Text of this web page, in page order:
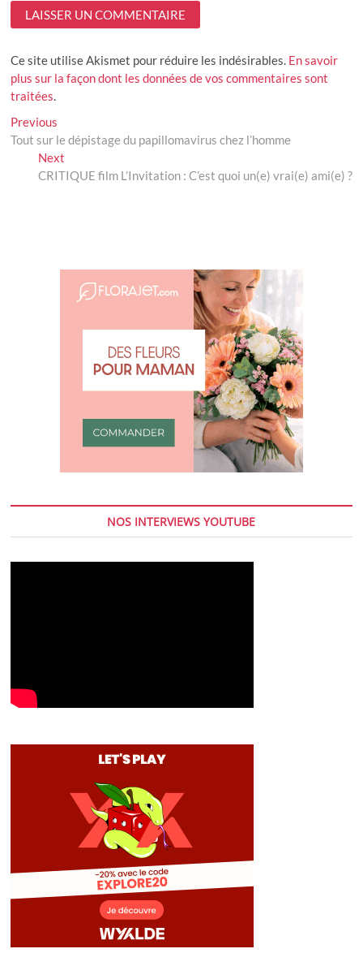
Ce site utilise Akismet pour réduire les indésirables. En savoir
plus sur la façon dont les données de vos commentaires sont
traitées.
Navigation
de
l’article
Previous
post:
Tout sur le dépistage du papillomavirus chez l’homme
NextNext
post:
CRITIQUE film L’Invitation : C’est quoi un(e) vrai(e) ami(e) ?
NOS INTERVIEWS YOUTUBE